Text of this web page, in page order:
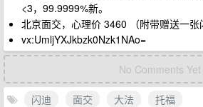
<3，99.9999%新。
北京面交，心理价 3460 （附带赠送一张
vx:UmljYXJkbzk0Nzk1NAo=
No Comments Yet
闪迪 面交 大法 托福